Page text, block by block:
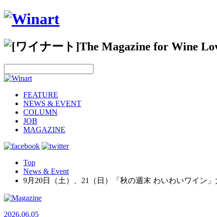
FEATURE
NEWS & EVENT
COLUMN
JOB
MAGAZINE
Top
News & Event
9月20日（土）、21（日）「秋の週末 わいわいワイン
2026.06.05